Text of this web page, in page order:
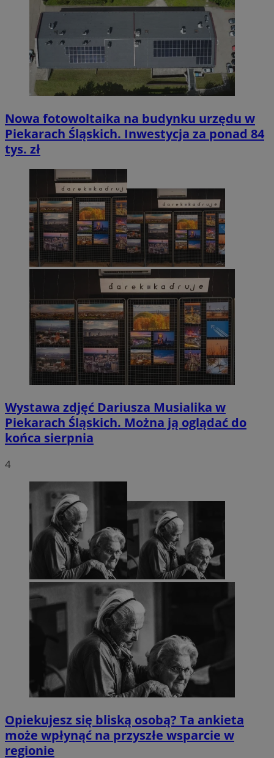
Nowa fotowoltaika na budynku urzędu w
Piekarach Śląskich. Inwestycja za ponad 84
tys. zł
Wystawa zdjęć Dariusza Musialika w
Piekarach Śląskich. Można ją oglądać do
końca sierpnia
4
Opiekujesz się bliską osobą? Ta ankieta
może wpłynąć na przyszłe wsparcie w
regionie